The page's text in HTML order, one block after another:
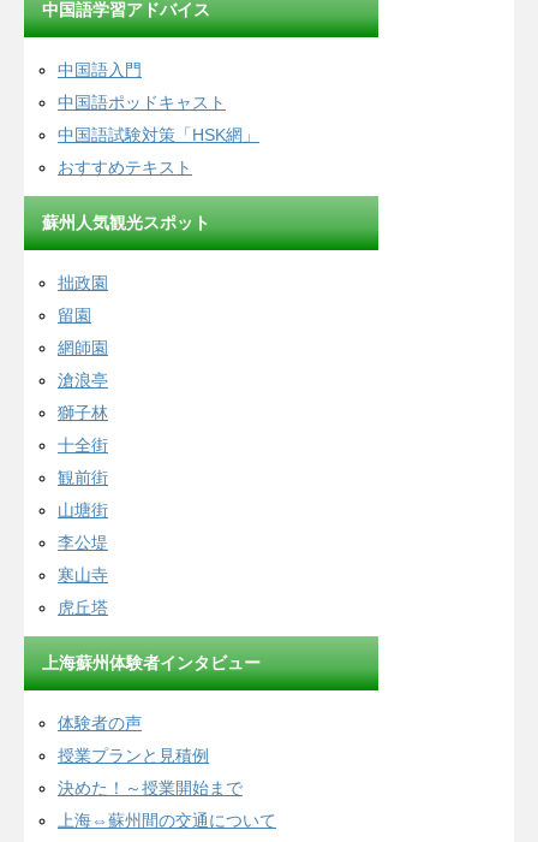
中国語学習アドバイス
中国語入門
中国語ポッドキャスト
中国語試験対策「HSK網」
おすすめテキスト
蘇州人気観光スポット
拙政園
留園
網師園
滄浪亭
獅子林
十全街
観前街
山塘街
李公堤
寒山寺
虎丘塔
上海蘇州体験者インタビュー
体験者の声
授業プランと見積例
決めた！～授業開始まで
上海⇔蘇州間の交通について